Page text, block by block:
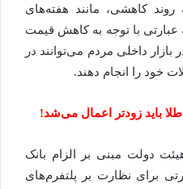
روند کاهشی، مانند هفته‌های
عبارتی با توجه به کاهش قیمت
بازار داخلی مردم می‌توانند در
خود را انجام دهند.
باید زودتر اعمال می‌شد!
دولت مبنی بر الزام بانک
برای نظارت بر پلتفرم‌های